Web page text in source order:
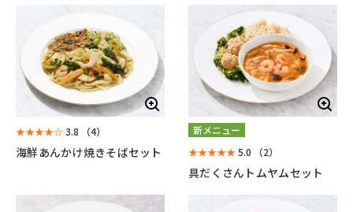
★★★★☆3.8 （4）
海鮮あんかけ焼きそばセット
新メニュー
★★★★★5.0 （2）
具だくさんトムヤムセット